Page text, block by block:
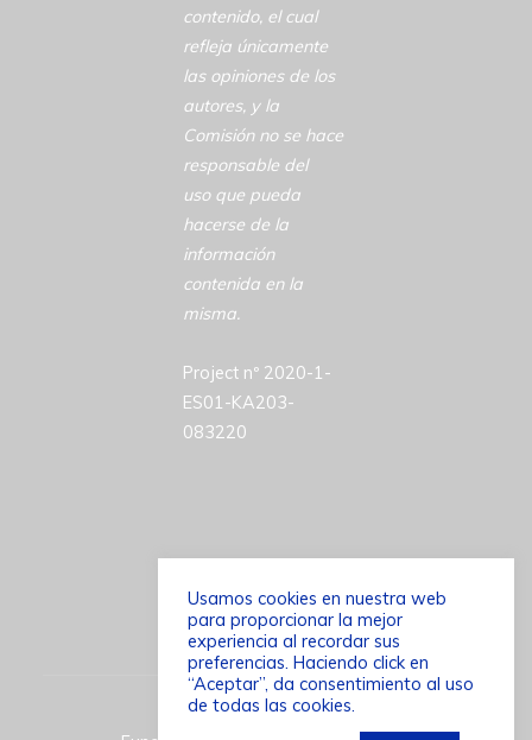
contenido, el cual
refleja únicamente
las opiniones de los
autores, y la
Comisión no se hace
responsable del
uso que pueda
hacerse de la
información
contenida en la
misma.
Project nº 2020-1-
ES01-KA203-
083220
©2026 ACCESSCULT
Usamos cookies en nuestra web
para proporcionar la mejor
experiencia al recordar sus
preferencias. Haciendo click en
“Aceptar”, da consentimiento al uso
de todas las cookies.